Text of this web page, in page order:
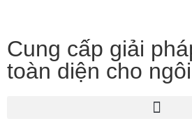
Cung cấp giải
toàn diện cho